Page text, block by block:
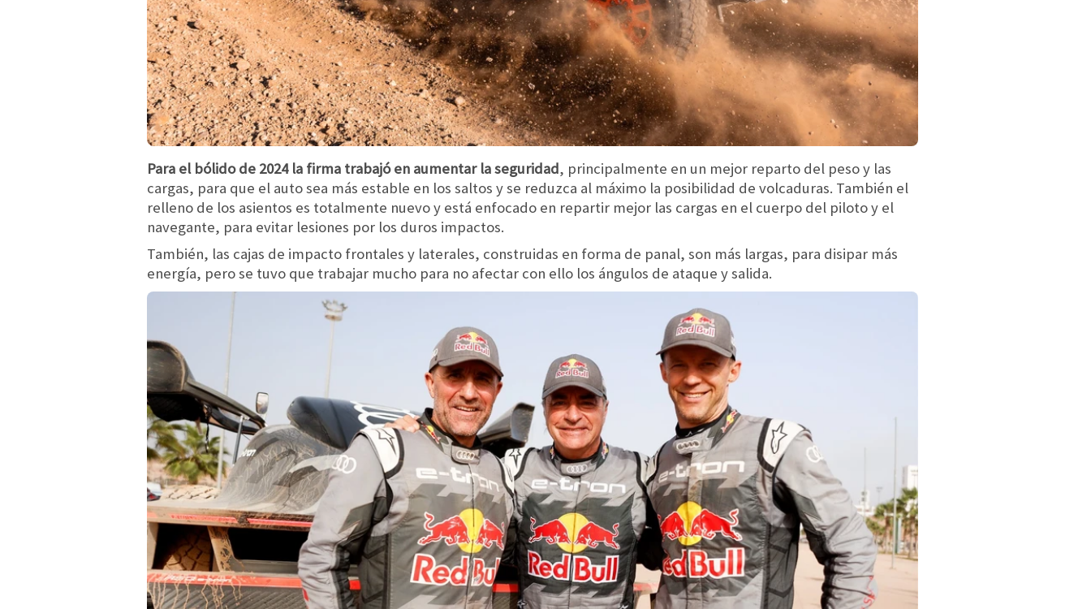
Para el bólido de 2024 la firma trabajó en aumentar la seguridad, principalmente en un mejor reparto del peso y las
cargas, para que el auto sea más estable en los saltos y se reduzca al máximo la posibilidad de volcaduras. También el
relleno de los asientos es totalmente nuevo y está enfocado en repartir mejor las cargas en el cuerpo del piloto y el
navegante, para evitar lesiones por los duros impactos.
También, las cajas de impacto frontales y laterales, construidas en forma de panal, son más largas, para disipar más
energía, pero se tuvo que trabajar mucho para no afectar con ello los ángulos de ataque y salida.